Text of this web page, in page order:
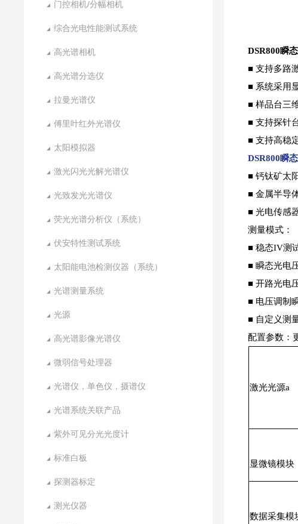
门控相机/分幅相机
综合光电性能测试系统
高光谱相机
高光谱分选仪
拉曼光谱仪
傅里叶红外光谱仪
太阳模拟器
激光闪光光解光谱仪
光致发光光谱仪
荧光光谱分析仪（系统）
伏安特性测试系统
太阳能电池检测仪器（系统）
光谱测量系统
光源
高光谱影像光谱仪
微弱信号处理器
光谱仪，单色仪，摄谱仪
光谱系统关联产品
紫外可见分光光度计
标准白板
探测器标定
测光仪器
DSR800瞬
■ 支持多路
■ 系统采用
■ 样品台三
■ 支持探针
■ 支持高稳
DSR800瞬
■ 钙钛矿太
■ 金属半导
■ 光电传感
测量模式：
■ 稳态IV测
■ 瞬态光电
■ 开路光电
■ 电压调制
■ 自定义测
配置参数：
激光光源a
显微镜模块
数据采集模